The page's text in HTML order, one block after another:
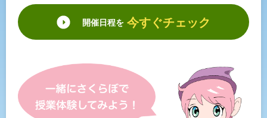
開催日程を 今すぐチェック